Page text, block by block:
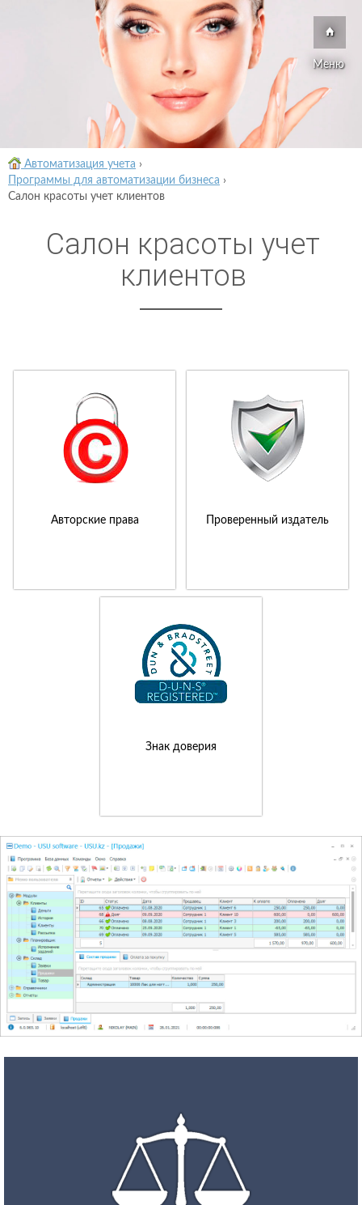
Меню
Автоматизация учета ›
Программы для автоматизации бизнеса ›
Салон красоты учет клиентов
Салон красоты учет
клиентов
Авторские права Проверенный издатель
Знак доверия